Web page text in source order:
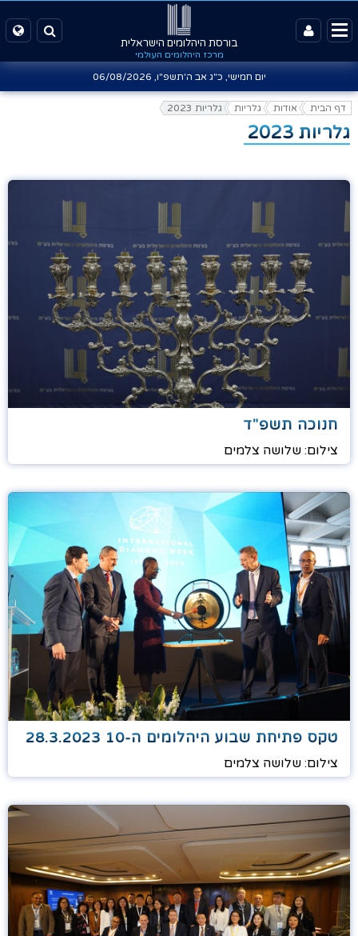
בורסת היהלומים הישראלית
מרכז היהלומים העולמי
יום חמישי, כ"ג אב ה'תשפ"ו, 06/08/2026
דף הבית אודות גלריות גלריות 2023
גלריות 2023
חנוכה תשפ"ד
צילום: שלושה צלמים
טקס פתיחת שבוע היהלומים ה-10 28.3.2023
צילום: שלושה צלמים